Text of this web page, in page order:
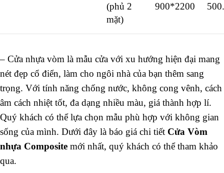
(phủ 2
mặt)
900*2200
– Cửa nhựa vòm là mẫu cửa với xu hướng hiện đại mang
nét đẹp cổ điển, làm cho ngôi nhà của bạn thêm sang
trọng. Với tính năng chống nước, không cong vênh, cách
âm cách nhiệt tốt, đa dạng nhiều màu, giá thành hợp lí.
Quý khách có thể lựa chọn mẫu phù hợp với không gian
sống của mình. Dưới đây là báo giá chi tiết Cửa Vòm
nhựa Composite mới nhất, quý khách có thể tham khảo
qua.